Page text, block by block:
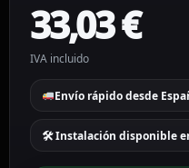
33,03€
IVA incluido
Envío rápido desde
🛠 Instalación disponible